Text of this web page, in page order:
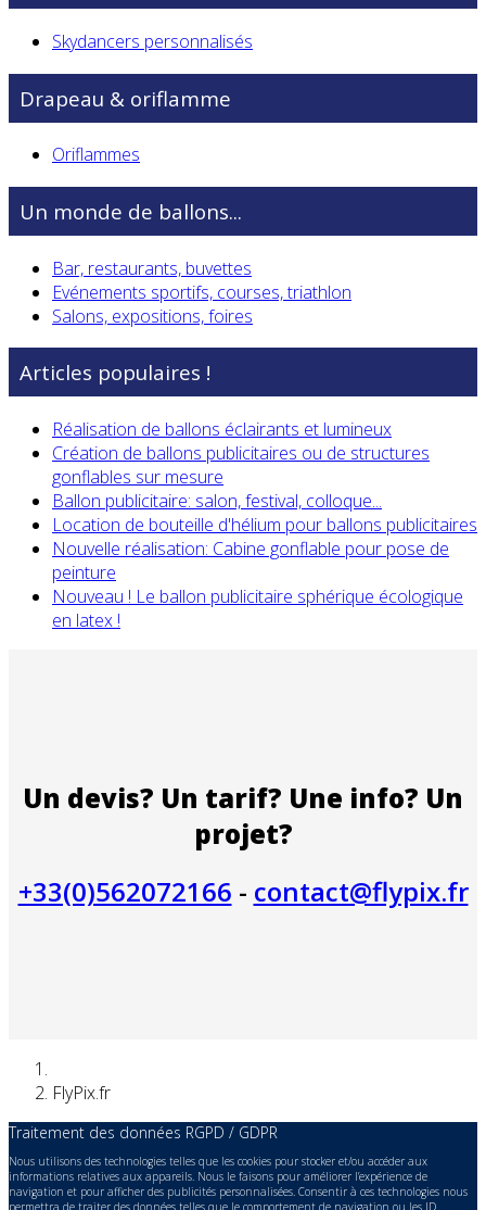
Skydancers personnalisés
Drapeau & oriflamme
Oriflammes
Un monde de ballons...
Bar, restaurants, buvettes
Evénements sportifs, courses, triathlon
Salons, expositions, foires
Articles populaires !
Réalisation de ballons éclairants et lumineux
Création de ballons publicitaires ou de structures
gonflables sur mesure
Ballon publicitaire: salon, festival, colloque...
Location de bouteille d'hélium pour ballons publicitaires
Nouvelle réalisation: Cabine gonflable pour pose de
peinture
Nouveau ! Le ballon publicitaire sphérique écologique
en latex !
Un devis? Un tarif? Une info? Un
projet?
+33(0)562072166 - contact@flypix.fr
FlyPix.fr
Traitement des données RGPD / GDPR
Nous utilisons des technologies telles que les cookies pour stocker et/ou accéder aux
informations relatives aux appareils. Nous le faisons pour améliorer l’expérience de
navigation et pour afficher des publicités personnalisées. Consentir à ces technologies nous
permettra de traiter des données telles que le comportement de navigation ou les ID